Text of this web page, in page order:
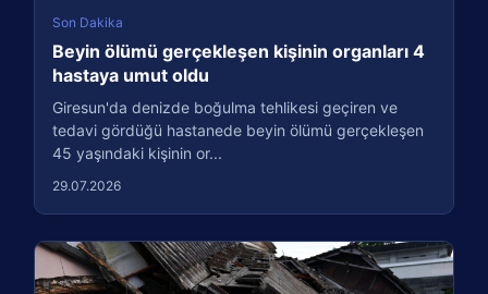
Son Dakika
Beyin ölümü gerçekleşen kişinin organları 4
hastaya umut oldu
Giresun'da denizde boğulma tehlikesi geçiren ve
tedavi gördüğü hastanede beyin ölümü gerçekleşen
45 yaşındaki kişinin or...
29.07.2026